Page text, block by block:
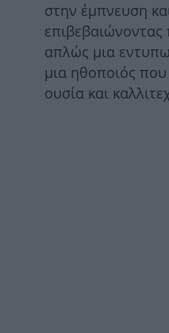
στην έμπνευση
επιβεβαιώνοντας
απλώς μια
μια ηθοποιός που
ουσία και